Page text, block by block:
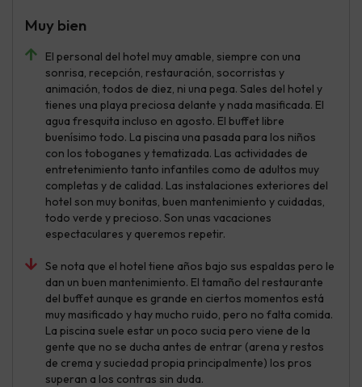
El personal del hotel muy amable, siempre con una
sonrisa, recepción, restauración, socorristas y
animación, todos de diez, ni una pega. Sales del hotel y
tienes una playa preciosa delante y nada masificada. El
agua fresquita incluso en agosto. El buffet libre
buenísimo todo. La piscina una pasada para los niños
con los toboganes y tematizada. Las actividades de
entretenimiento tanto infantiles como de adultos muy
completas y de calidad. Las instalaciones exteriores del
hotel son muy bonitas, buen mantenimiento y cuidadas,
todo verde y precioso. Son unas vacaciones
espectaculares y queremos repetir.
Se nota que el hotel tiene años bajo sus espaldas pero le
dan un buen mantenimiento. El tamaño del restaurante
del buffet aunque es grande en ciertos momentos está
muy masificado y hay mucho ruido, pero no falta comida.
La piscina suele estar un poco sucia pero viene de la
gente que no se ducha antes de entrar (arena y restos
de crema y suciedad propia principalmente) los pros
superan a los contras sin duda.
Muy bien